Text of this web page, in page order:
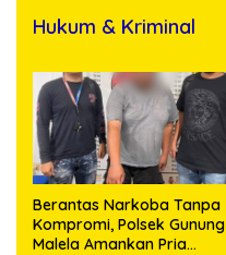
Hukum & Kriminal
Berantas Narkoba Tanpa
Kompromi, Polsek Gunung
Malela Amankan Pria